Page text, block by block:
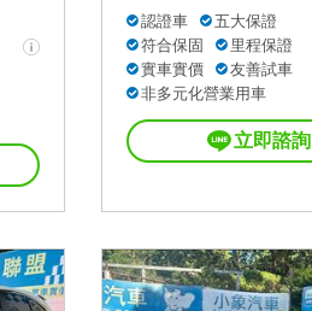
認證車
五大保證
符合保固
里程保證
實車實價
友善試車
非多元化營業用車
立即諮詢